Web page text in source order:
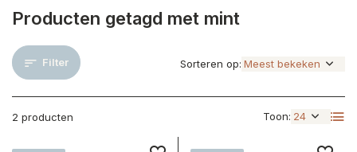
Producten getagd met mint
Filter
2 producten Toon:
Sorteren op: